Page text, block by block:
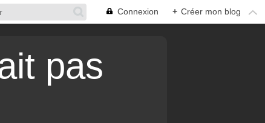
Connexion + Créer mon blog
pas